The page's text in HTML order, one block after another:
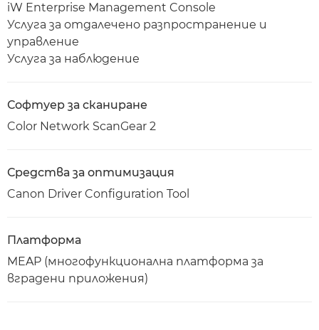
iW Enterprise Management Console
Услуга за отдалечено разпространение и
управление
Услуга за наблюдение
Софтуер за сканиране
Color Network ScanGear 2
Средства за оптимизация
Canon Driver Configuration Tool
Платформа
MEAP (многофункционална платформа за
вградени приложения)